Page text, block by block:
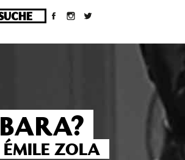
10/d43051023/htdocs/
ZOLA